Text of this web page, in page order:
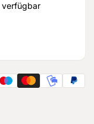
verfügbar